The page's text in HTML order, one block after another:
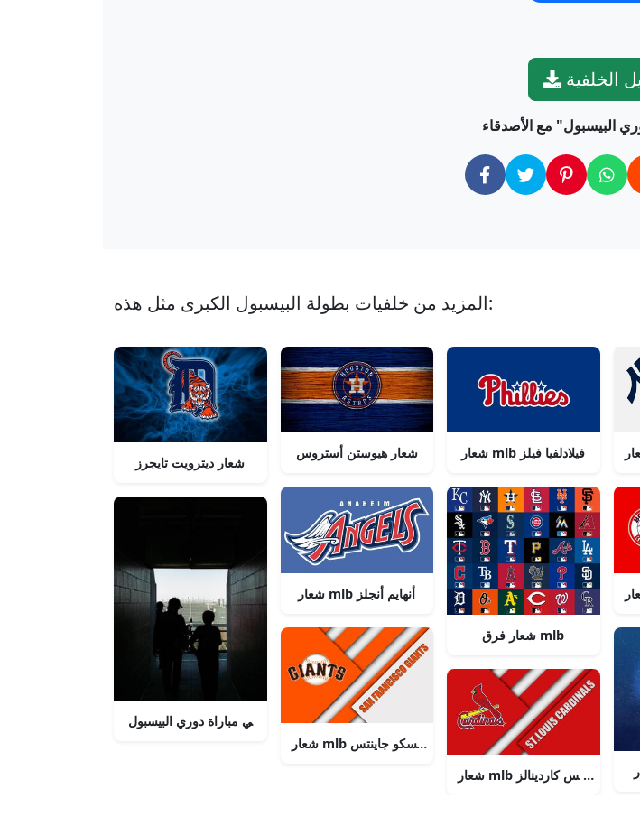
الخلفية
المزيد من خلفيات بطولة البيسبول الكبرى مثل هذه:
شعار ديترويت تايجرز
لاعب في مباراة دوري البيسبول
شعار هيوستن أستروس
شعار mlb أنهايم أنجلز
شعار mlb سان فرانسيسكو جاينتس
شعار mlb فيلادلفيا فيلز
شعار فرق mlb
شعار mlb سانت لويس كاردينالز